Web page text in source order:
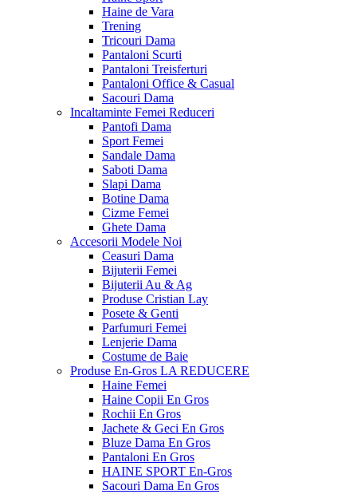
Haine de Vara
Trening
Tricouri Dama
Pantaloni Scurti
Pantaloni Treisferturi
Pantaloni Office & Casual
Sacouri Dama
Incaltaminte Femei Reduceri
Pantofi Dama
Sport Femei
Sandale Dama
Saboti Dama
Slapi Dama
Botine Dama
Cizme Femei
Ghete Dama
Accesorii Modele Noi
Ceasuri Dama
Bijuterii Femei
Bijuterii Au & Ag
Produse Cristian Lay
Posete & Genti
Parfumuri Femei
Lenjerie Dama
Costume de Baie
Produse En-Gros LA REDUCERE
Haine Femei
Haine Copii En Gros
Rochii En Gros
Jachete & Geci En Gros
Bluze Dama En Gros
Pantaloni En Gros
HAINE SPORT En-Gros
Sacouri Dama En Gros